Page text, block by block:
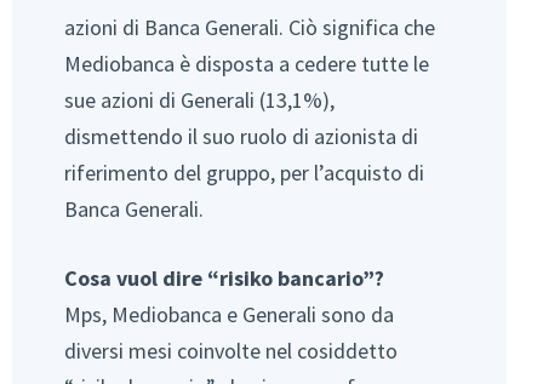
azioni di Banca Generali. Ciò significa che
Mediobanca è disposta a cedere tutte le
sue azioni di Generali (13,1%),
dismettendo il suo ruolo di azionista di
riferimento del gruppo, per l’acquisto di
Banca Generali.
Cosa vuol dire “risiko bancario”?
Mps, Mediobanca e Generali sono da
diversi mesi coinvolte nel cosiddetto